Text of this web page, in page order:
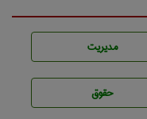
مديريت
حقوق